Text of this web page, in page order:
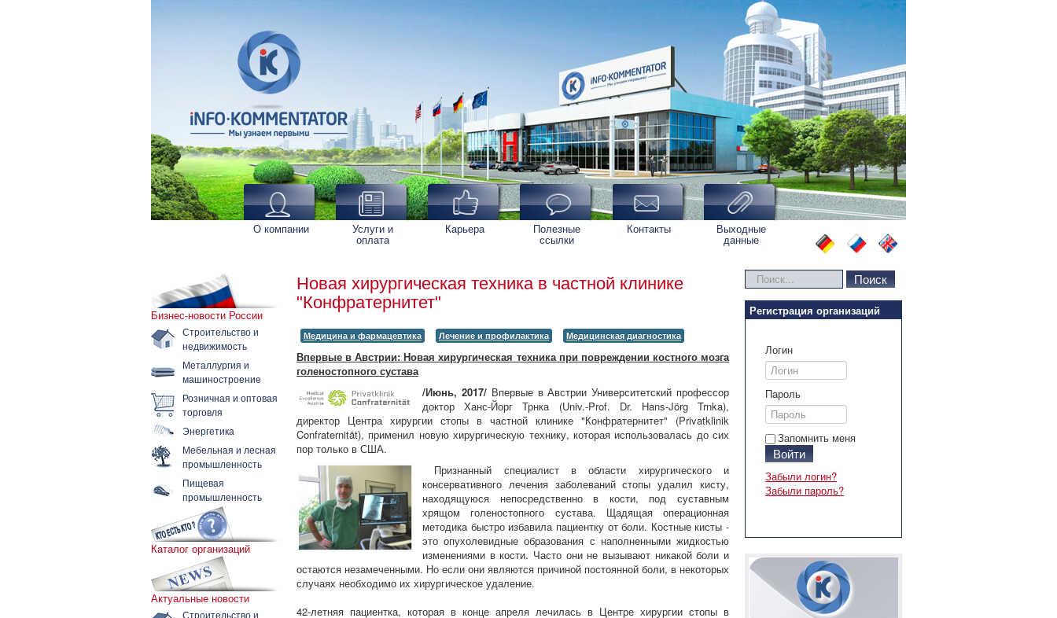
О компании Услуги и
оплата
Карьера Полезные
ссылки
Контакты Выходные
данные
Бизнес-новости России
Строительство и
недвижимость
Металлургия и
машиностроение
Розничная и оптовая
торговля
Энергетика
Мебельная и лесная
промышленность
Пищевая
промышленность
Каталог организаций
Актуальные новости
Строительство и
Новая хирургическая техника в частной клинике
"Конфратернитет"
Медицина и фармацевтика Лечение и профилактика Медицинская диагностика
Впервые в Австрии: Новая хирургическая техника при повреждении костного мозга
голеностопного сустава
/Июнь, 2017/ Впервые в Австрии Университетский профессор
доктор Ханс-Йорг Трнка (Univ.-Prof. Dr. Hans-Jörg Trnka),
директор Центра хирургии стопы в частной клинике "Конфратернитет" (Privatklinik
Confraternität), применил новую хирургическую технику, которая использовалась до сих
пор только в США.
Признанный специалист в области хирургического и
консервативного лечения заболеваний стопы удалил кисту,
находящуюся непосредственно в кости, под суставным
хрящом голеностопного сустава. Щадящая операционная
методика быстро избавила пациентку от боли. Костные кисты -
это опухолевидные образования с наполненными жидкостью
изменениями в кости. Часто они не вызывают никакой боли и
остаются незамеченными. Но если они являются причиной постоянной боли, в некоторых
случаях необходимо их хирургическое удаление.
42-летняя пациентка, которая в конце апреля лечилась в Центре хирургии стопы в
Искать... Поиск
Регистрация организаций
Логин
Пароль
Запомнить меня
Войти
Забыли логин?
Забыли пароль?